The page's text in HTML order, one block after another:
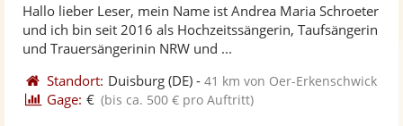
Fotos
5
Sternen
Hallo lieber Leser, mein Name ist Andrea Maria Schroeter
und ich bin seit 2016 als Hochzeitssängerin, Taufsängerin
und Trauersängerinin NRW und ...
Standort: Duisburg (DE) -41 km von Oer-Erkenschwick
Gage: € (bis ca. 500 € pro Auftritt)